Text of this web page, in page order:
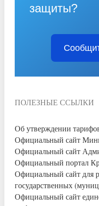
защиты?
ПОЛЕЗНЫЕ ССЫЛКИ
Об утверждении
Официальный сайт
Официальный сайт
Официальный портал
Официальный сайт для
государственных
Официальный сайт